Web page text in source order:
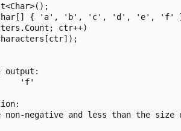
{ 'a', 'b', 'c', 'd', 'e', 'f'
ctr++)
output:
'f'
negative and less than the